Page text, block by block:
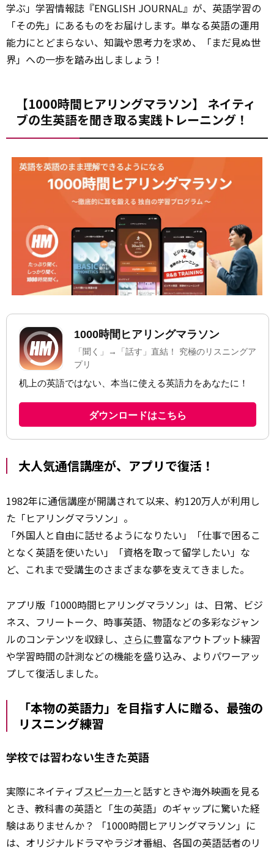
学ぶ」学習情報誌『ENGLISH JOURNAL』が、英語学習の
「その先」にあるものをお届けします。単なる英語の運用
能力にとどまらない、知識や思考力を求め、「まだ見ぬ世
界」への一歩を踏み出しましょう！
【1000時間ヒアリングマラソン】 ネイティ
ブの生英語を聞き取る実践トレーニング！
大人気通信講座が、アプリで復活！
1982年に通信講座が開講されて以来、約120万人が利用し
た「ヒアリングマラソン」。
「外国人と自由に話せるようになりたい」「仕事で困るこ
となく英語を使いたい」「資格を取って留学したい」な
ど、これまで受講生のさまざまな夢を支えてきました。
アプリ版「1000時間ヒアリングマラソン」は、日常、ビジ
ネス、フリートーク、時事英語、物語などの多彩なジャン
ルのコンテンツを収録し、 さらに豊富なアウトプット練習
や学習時間の計測などの機能を盛り込み、よりパワーアッ
プして復活しました。
「本物の英語力」を目指す人に贈る、最強の
リスニング練習
学校では習わない生きた英語
実際にネイティブスピーカー と話すときや海外映画を見る
とき、教科書の英語と「生の英語」のギャップに驚いた経
験はありませんか？ 「1000時間ヒアリングマラソン」に
は、オリジナルドラマやラジオ番組、各国の英語話者のリ